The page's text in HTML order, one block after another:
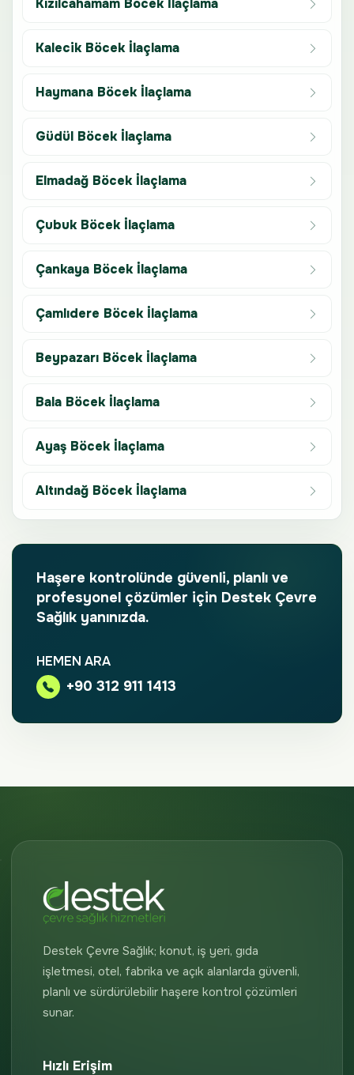
Kızılcahamam Böcek İlaçlama
Kalecik Böcek İlaçlama
Haymana Böcek İlaçlama
Güdül Böcek İlaçlama
Elmadağ Böcek İlaçlama
Çubuk Böcek İlaçlama
Çankaya Böcek İlaçlama
Çamlıdere Böcek İlaçlama
Beypazarı Böcek İlaçlama
Bala Böcek İlaçlama
Ayaş Böcek İlaçlama
Altındağ Böcek İlaçlama
Haşere kontrolünde güvenli, planlı ve
profesyonel çözümler için Destek Çevre
Sağlık yanınızda.
HEMEN ARA
+90 312 911 1413
Destek Çevre Sağlık; konut, iş yeri, gıda
işletmesi, otel, fabrika ve açık alanlarda güvenli,
planlı ve sürdürülebilir haşere kontrol çözümleri
sunar.
Hızlı Erişim